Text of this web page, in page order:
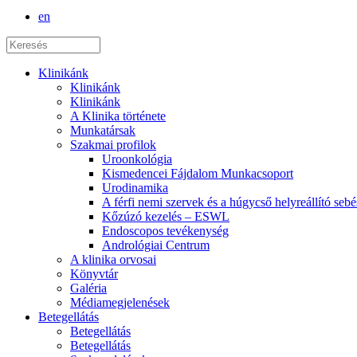
en
Klinikánk
Klinikánk
Klinikánk
A Klinika története
Munkatársak
Szakmai profilok
Uroonkológia
Kismedencei Fájdalom Munkacsoport
Urodinamika
A férfi nemi szervek és a húgycső helyreállító
Kőzúzó kezelés – ESWL
Endoscopos tevékenység
Andrológiai Centrum
A klinika orvosai
Könyvtár
Galéria
Médiamegjelenések
Betegellátás
Betegellátás
Betegellátás